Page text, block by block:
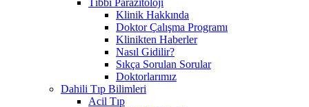
Klinik Hakkında
Doktor Çalışma Programı
Klinikten Haberler
Nasıl Gidilir?
Sıkça Sorulan Sorular
Doktorlarımız
Dahili Tıp Bilimleri
Acil Tıp